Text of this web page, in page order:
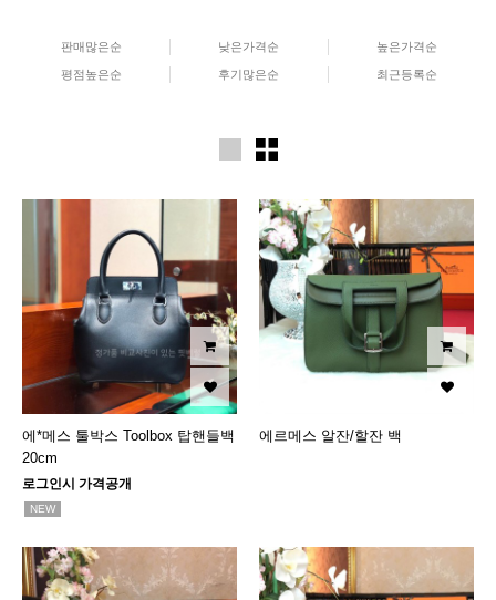
판매많은순 낮은가격순 높은가격순
평점높은순 후기많은순 최근등록순
에*메스 툴박스 Toolbox 탑핸들백
20cm
로그인시 가격공개
NEW
에르메스 알잔/할잔 백